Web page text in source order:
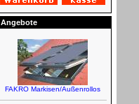
Angebote
FAKRO Markisen/Außenrollos